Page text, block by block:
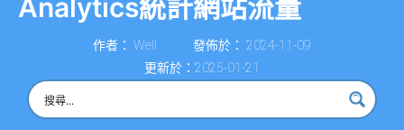
Analytics統計網站流量
作者： Well 發佈於： 2024-11-09
更新於：2025-01-21